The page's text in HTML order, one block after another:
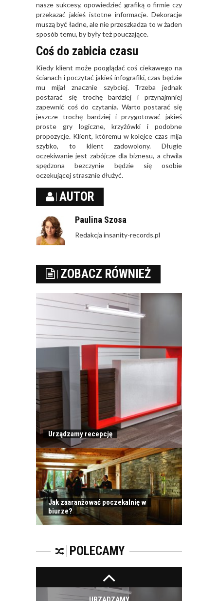
nasze sukcesy, opowiedzieć grafiką o firmie czy
przekazać jakieś istotne informacje. Dekoracje
muszą być ładne, ale nie przeszkadza to w żaden
sposób temu, by były też pouczające.
Coś do zabicia czasu
Kiedy klient może pooglądać coś ciekawego na
ścianach i poczytać jakieś infografiki, czas będzie
mu mijał znacznie szybciej. Trzeba jednak
postarać się trochę bardziej i przynajmniej
zapewnić coś do czytania. Warto postarać się
jeszcze trochę bardziej i przygotować jakieś
proste gry logiczne, krzyżówki i podobne
propozycje. Klient, któremu w kolejce czas mija
szybko, to klient zadowolony. Długie
oczekiwanie jest zabójcze dla biznesu, a chwila
spędzona bezczynie będzie się osobie
oczekującej strasznie dłużyć.
AUTOR
Paulina Szosa
Redakcja insanity-records.pl
ZOBACZ RÓWNIEŻ
Urządzamy recepcję
Jak zaaranżować poczekalnię w
biurze?
POLECAMY
KOMFORTOWA
KLIENTÓW
JAK ZAARANŻOWAĆ
POCZEKALNIĘ W
BIURZE?
TRENDY W ŚWIECIE
MEBLI BIUROWYCH W
OSTATNIM
KWARTALE 2016
ROKU
TRENDY NA RYNKU